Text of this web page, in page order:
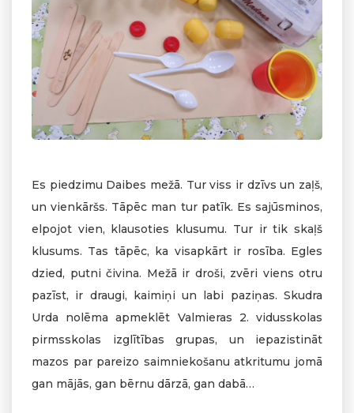
Es piedzimu Daibes mežā. Tur viss ir dzīvs un zaļš,
un vienkāršs. Tāpēc man tur patīk. Es sajūsminos,
elpojot vien, klausoties klusumu. Tur ir tik skaļš
klusums. Tas tāpēc, ka visapkārt ir rosība. Egles
dzied, putni čivina. Mežā ir droši, zvēri viens otru
pazīst, ir draugi, kaimiņi un labi paziņas. Skudra
Urda nolēma apmeklēt Valmieras 2. vidusskolas
pirmsskolas izglītības grupas, un iepazistināt
mazos par pareizo saimniekošanu atkritumu jomā
gan mājās, gan bērnu dārzā, gan dabā…